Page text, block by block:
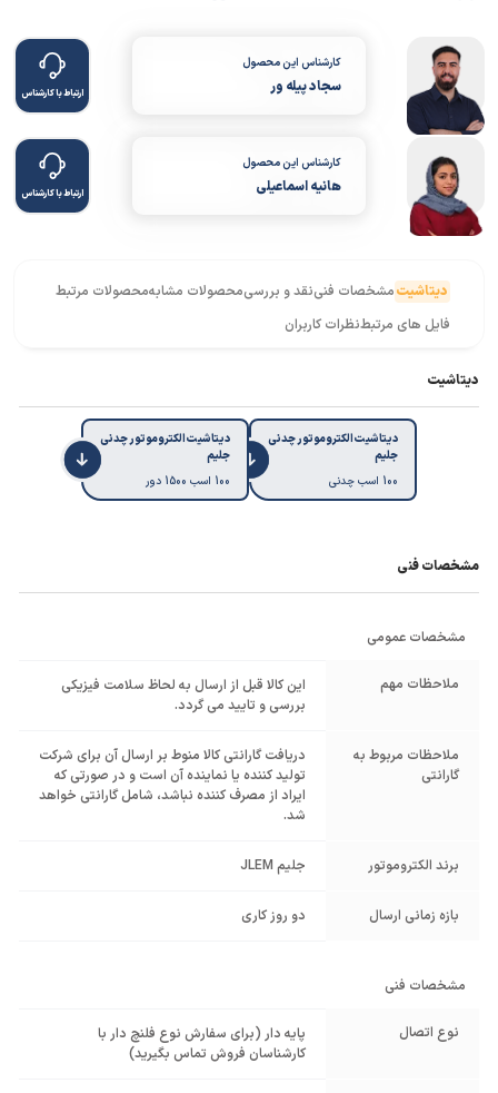
کارشناس این محصول
سجاد پیله ور ارتباط با کارشناس
کارشناس این محصول
هانیه اسماعیلی ارتباط با کارشناس
دیتاشیتمشخصات فنینقد و بررسیمحصولات مشابهمحصولات مرتبط
فایل های مرتبطنظرات کاربران
دیتاشیت
دیتاشیت الکتروموتور چدنی
جلیم
100 اسب چدنی
دیتاشیت الکتروموتور چدنی
جلیم
100 اسب 1500 دور
مشخصات فنی
مشخصات عمومی
ملاحظات مهم
این کالا قبل از ارسال به لحاظ سلامت فیزیکی
بررسی و تایید می گردد.
ملاحظات مربوط به
گارانتی
دریافت گارانتی کالا منوط بر ارسال آن برای شرکت
تولید کننده یا نماینده آن است و در صورتی که
ایراد از مصرف کننده نباشد، شامل گارانتی خواهد
شد.
برند الکتروموتور جلیم JLEM
بازه زمانی ارسال دو روز کاری
مشخصات فنی
نوع اتصال
پایه دار (برای سفارش نوع فلنچ دار با
کارشناسان فروش تماس بگیرید)